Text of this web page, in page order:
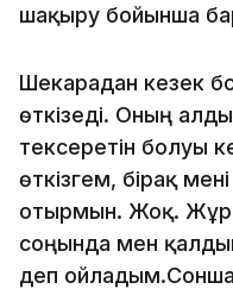
шақыру бойынша
Шекарадан кезек
өткізеді. Оның
тексеретін болуы
өткізгем, бірақ
отырмын. Жоқ.
соңында мен
деп ойладым.Сонша